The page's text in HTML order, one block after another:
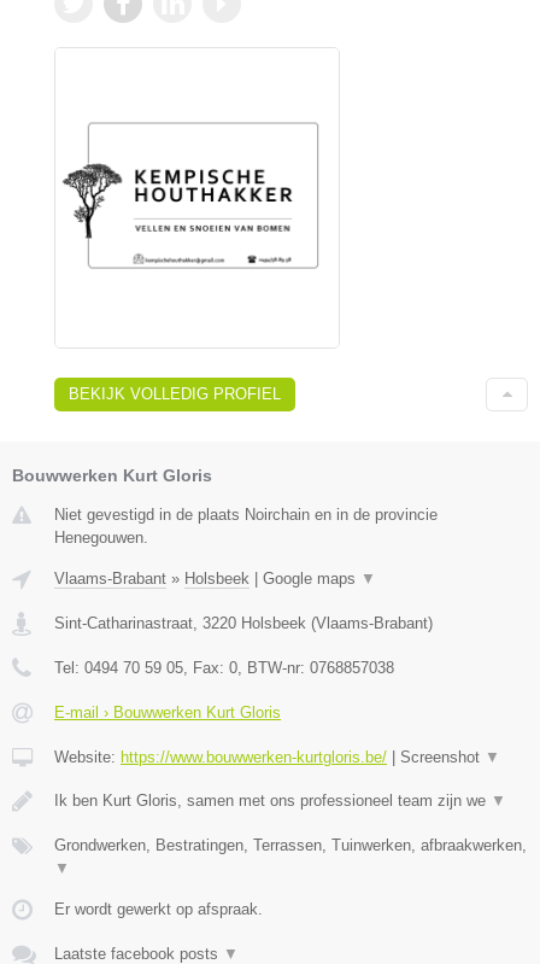
BEKIJK VOLLEDIG PROFIEL
Bouwwerken Kurt Gloris
Niet gevestigd in de plaats Noirchain en in de provincie
Henegouwen.
Vlaams-Brabant » Holsbeek Google maps ▼
Sint-Catharinastraat 3220 Holsbeek (Vlaams-Brabant)
Tel: 0494 70 59 05 , Fax: 0 , BTW-nr: 0768857038
E-mail › Bouwwerken Kurt Gloris
Website: https://www.bouwwerken-kurtgloris.be/ Screenshot ▼
Ik ben Kurt Gloris, samen met ons professioneel team zijn we ▼
Grondwerken, Bestratingen, Terrassen, Tuinwerken, afbraakwerken,
▼
Er wordt gewerkt op afspraak.
Laatste facebook posts ▼